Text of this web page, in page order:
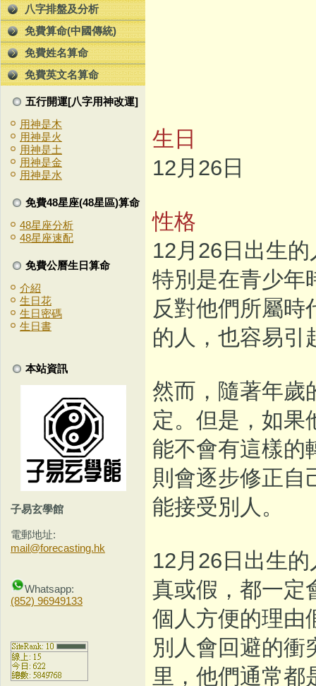
八字排盤及分析
免費算命(中國傳統)
免費姓名算命
免費英文名算命
五行開運[八字用神改運]
用神是木
用神是火
用神是土
用神是金
用神是水
免費48星座(48星區)算命
48星座分析
48星座速配
免費公曆生日算命
介紹
生日花
生日密碼
生日書
本站資訊
子易玄學館
電郵地址:
mail@forecasting.hk
Whatsapp:
(852) 96949133
生日
12月26日
性格
12月26日出生
特別是在青少年
反對他們所屬時
的人，也容易引
然而，隨著年歲
定。但是，如果
能不會有這樣的
則會逐步修正自
能接受別人。
12月26日出生
真或假，都一定
個人方便的理由
別人會回避的衝
里，他們通常都